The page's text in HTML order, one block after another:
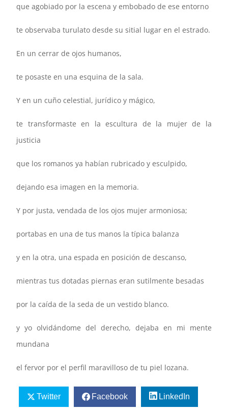
que agobiado por la escena y embobado de ese entorno
te observaba turulato desde su sitial lugar en el estrado.
En un cerrar de ojos humanos,
te posaste en una esquina de la sala.
Y en un cuño celestial, jurídico y mágico,
te transformaste en la escultura de la mujer de la
justicia
que los romanos ya habían rubricado y esculpido,
dejando esa imagen en la memoria.
Y por justa, vendada de los ojos mujer armoniosa;
portabas en una de tus manos la típica balanza
y en la otra, una espada en posición de descanso,
mientras tus dotadas piernas eran sutilmente besadas
por la caída de la seda de un vestido blanco.
y yo olvidándome del derecho, dejaba en mi mente
mundana
el fervor por el perfil maravilloso de tu piel lozana.
Twitter Facebook LinkedIn